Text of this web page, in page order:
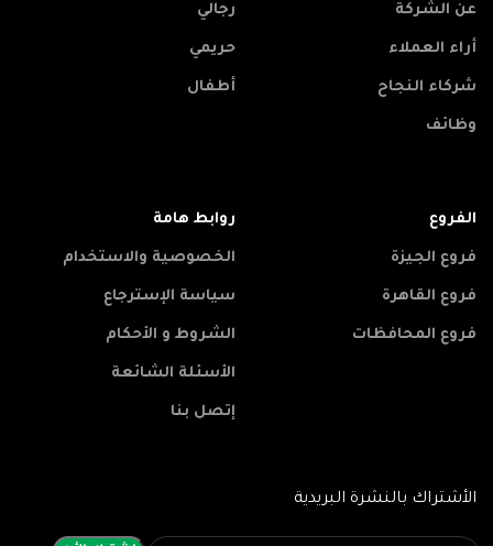
عن الشركة
أراء العملاء
شركاء النجاح
وظائف
رجالي
حريمي
أطفال
الفروع
فروع الجيزة
فروع القاهرة
فروع المحافظات
روابط هامة
الخصوصية والاستخدام
سياسة الإسترجاع
الشروط و الأحكام
الأسئلة الشائعة
إتصل بنا
الأشتراك بالنشرة البريدية